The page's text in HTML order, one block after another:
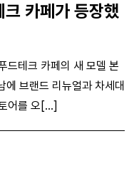
카페가 등장했
드테크 카페의 새 모델 본
브랜드 리뉴얼과 차세대
어를 오[...]